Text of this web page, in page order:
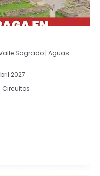
Sagrado | Aguas
2027
Circuitos